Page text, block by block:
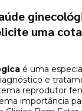
uma
é uma
e
reprodutor
importância